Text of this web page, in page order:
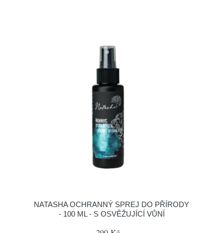
NATASHA OCHRANNÝ SPREJ DO PŘÍRODY
- 100 ML - S OSVĚŽUJÍCÍ VŮNÍ